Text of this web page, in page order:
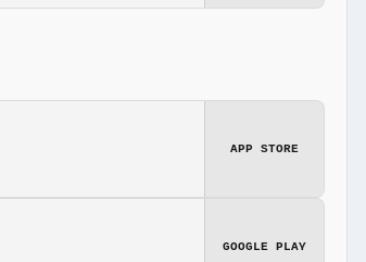
APP STORE
GOOGLE PLAY